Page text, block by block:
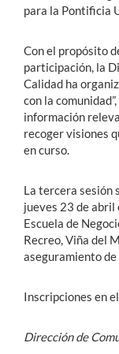
para la Pontificia
Con el propósito
participación, la
Calidad ha
con la
información
recoger visiones
en curso.
La tercera sesión
jueves 23 de abril
Escuela de
Recreo, Viña del
aseguramiento de
Inscripciones en
Dirección de